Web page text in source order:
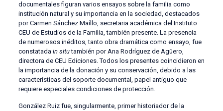
documentales figuran varios ensayos sobre la familia como
institución natural y su importancia en la sociedad, destacados
por Carmen Sánchez Maíllo, secretaria académica del Instituto
CEU de Estudios de la Familia, también presente. La presencia
de numerosos inéditos, tanto obra dramática como ensayo, fue
constatada in situtambién por Ana Rodríguez de Agüero,
directora de CEU Ediciones. Todos los presentes coincidieron en
la importancia de la donación y su conservación, debido a las
características del soporte documental, papel antiguo que
requiere especiales condiciones de protección.
González Ruiz fue, singularmente, primer historiador de la